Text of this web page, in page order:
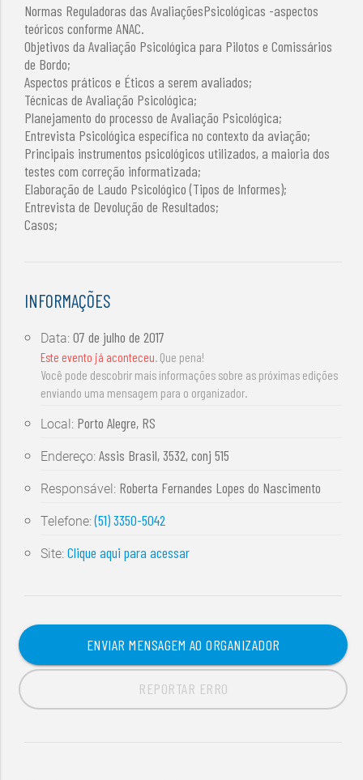
Normas Reguladoras das AvaliaçõesPsicológicas -aspectos
teóricos conforme ANAC.
Objetivos da Avaliação Psicológica para Pilotos e Comissários
de Bordo;
Aspectos práticos e Éticos a serem avaliados;
Técnicas de Avaliação Psicológica;
Planejamento do processo de Avaliação Psicológica;
Entrevista Psicológica específica no contexto da aviação;
Principais instrumentos psicológicos utilizados, a maioria dos
testes com correção informatizada;
Elaboração de Laudo Psicológico (Tipos de Informes);
Entrevista de Devolução de Resultados;
Casos;
INFORMAÇÕES
Data:07 de julho de 2017
Este evento já aconteceu. Que pena!
Você pode descobrir mais informações sobre as próximas edições
enviando uma mensagem para o organizador.
Local: Porto Alegre, RS
Endereço:Assis Brasil, 3532, conj 515
Responsável: Roberta Fernandes Lopes do Nascimento
Telefone:(51) 3350-5042
Site:Clique aqui para acessar
ENVIAR MENSAGEM AO ORGANIZADOR
REPORTAR ERRO